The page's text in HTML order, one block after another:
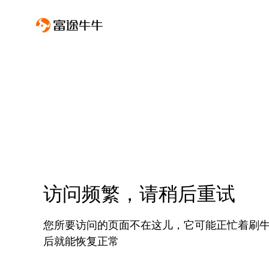
访问频繁，请稍后重试
您所要访问的页面不在这儿，它可能正忙着刷
后就能恢复正常